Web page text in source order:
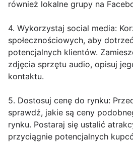
również lokalne grupy na
4. Wykorzystaj social media:
społecznościowych, aby
potencjalnych klientów.
zdjęcia sprzętu audio, opisuj
kontaktu.
5. Dostosuj cenę do rynku:
sprawdź, jakie są ceny
rynku. Postaraj się ustalić
przyciągnie potencjalnych